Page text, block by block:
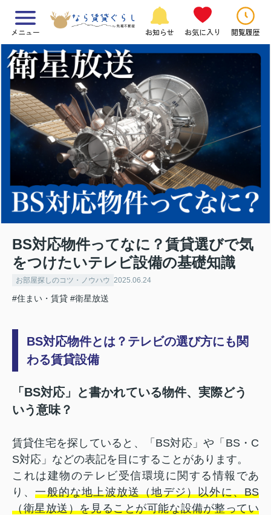
メニュー お知らせ お気に入り 閲覧履歴
BS対応物件ってなに？賃貸選びで気
をつけたいテレビ設備の基礎知識
お部屋探しのコツ・ノウハウ 2025.06.24
#住まい・賃貸 #衛星放送
BS対応物件とは？テレビの選び方にも関
わる賃貸設備
「BS対応」と書かれている物件、実際どう
いう意味？
賃貸住宅を探していると、「BS対応」や「BS・C
S対応」などの表記を目にすることがあります。
これは建物のテレビ受信環境に関する情報であ
り、一般的な地上波放送（地デジ）以外に、BS
（衛星放送）を見ることが可能な設備が整ってい